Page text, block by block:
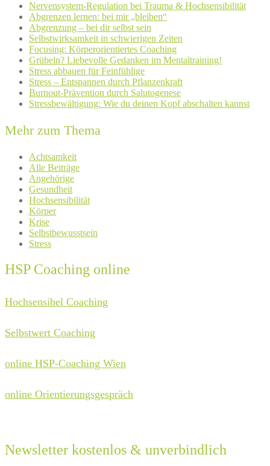
Nervensystem-Regulation bei Trauma & Hochsensibilität
Abgrenzen lernen: bei mir „bleiben“
Abgrenzung – bei dir selbst sein
Selbstwirksamkeit in schwierigen Zeiten
Focusing: Körperorientiertes Coaching
Grübeln? Liebevolle Gedanken im Mentaltraining!
Stress abbauen für Feinfühlige
Stress – Entspannen durch Pflanzenkraft
Burnout-Prävention durch Salutogenese
Stressbewältigung: Wie du deinen Kopf abschalten kannst
Mehr zum Thema
Achtsamkeit
Alle Beiträge
Angehörige
Gesundheit
Hochsensibilität
Körper
Krise
Selbstbewusstsein
Stress
HSP Coaching online
Hochsensibel Coaching
Selbstwert Coaching
online HSP-Coaching Wien
online Orientierungsgespräch
Newsletter kostenlos & unverbindlich